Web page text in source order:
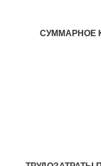
СУММАРНОЕ